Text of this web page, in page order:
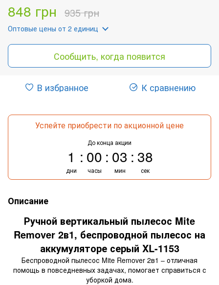
848 грн 935 грн
Оптовые цены от 2 единиц
Сообщить, когда появится
В избранное К сравнению
Успейте приобрести по акционной цене
До конца акции
1
дни
00
часы
03
мин
37
сек
Описание
Ручной вертикальный пылесос Mite
Remover 2в1, беспроводной пылесос на
аккумуляторе серый XL-1153
Беспроводной пылесос Mite Remover 2в1 – отличная
помощь в повседневных задачах, помогает справиться с
уборкой дома.